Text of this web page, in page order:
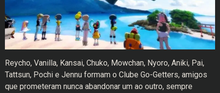
Reycho, Vanilla, Kansai, Chuko, Mowchan, Nyoro, Aniki, Pai,
Tattsun, Pochi e Jennu formam o Clube Go-Getters, amigos
que prometeram nunca abandonar um ao outro, sempre